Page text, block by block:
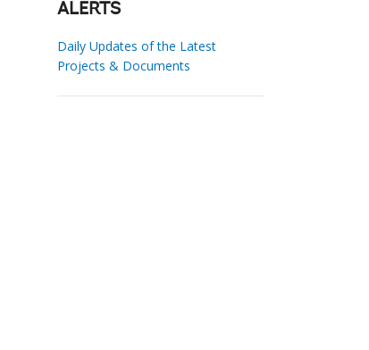
ALERTS
Daily Updates of the Latest
Projects & Documents